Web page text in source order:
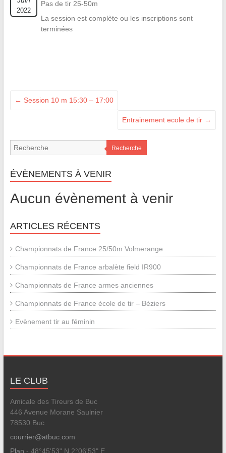
2022
Pas de tir 25-50m
La session est complète ou les inscriptions sont
terminées
← Session 10 m 15:30 – 17:00
Entrainement ecole de tir →
Recherche
ÉVÈNEMENTS À VENIR
Aucun évènement à venir
ARTICLES RÉCENTS
Championnats de France 25/50m Volmerange
Championnats de France arbalète field IR900
Championnats de France armes anciennes
Championnats de France école de tir – Béziers
Evènement tir au féminin
LE CLUB
Amicale des Tireurs de Buc
446 Avenue Morane Saulnier
78530 Buc
courrier@atbuc.com
Plan - 48°45'53" N 2°06'53" E